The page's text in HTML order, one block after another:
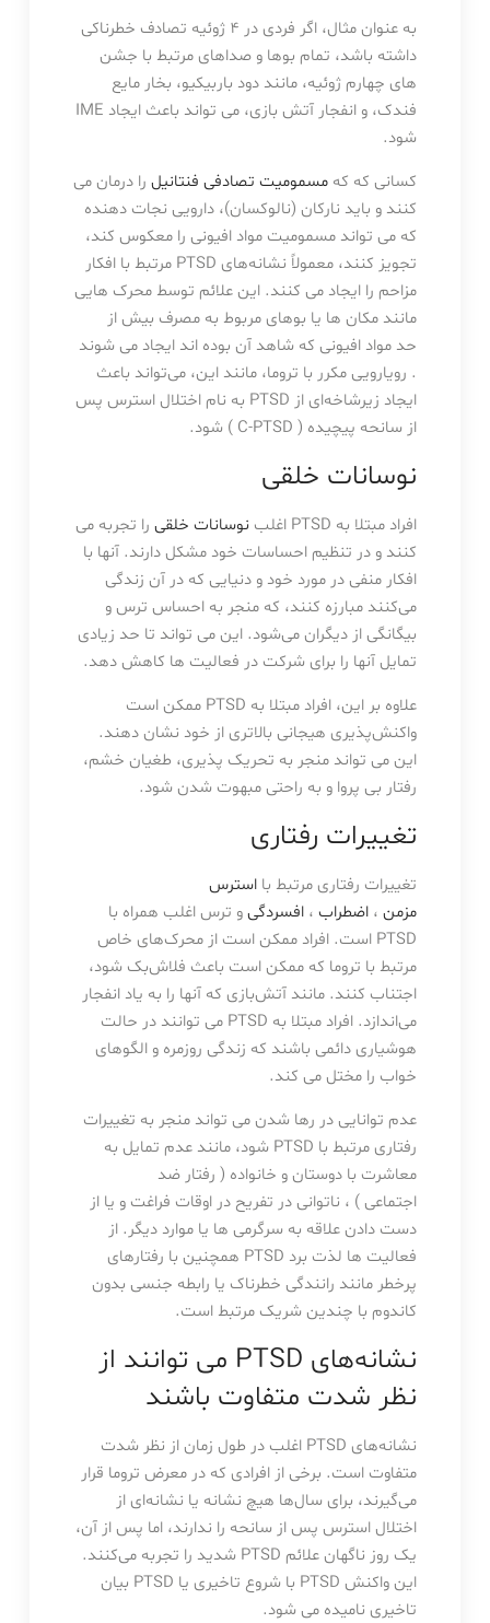
به عنوان مثال، اگر فردی در 4 ژوئیه تصادف خطرناکی
داشته باشد، تمام بوها و صداهای مرتبط با جشن
های چهارم ژوئیه، مانند دود باربیکیو، بخار مایع
فندک، و انفجار آتش بازی، می تواند باعث ایجاد IME
شود.
کسانی که که مسمومیت تصادفی فنتانیلرا درمان می
کنند و باید نارکان (نالوکسان)، دارویی نجات دهنده
که می تواند مسمومیت مواد افیونی را معکوس کند،
تجویز کنند، معمولاً نشانه‌های PTSD مرتبط با افکار
مزاحم را ایجاد می کنند. این علائم توسط محرک هایی
مانند مکان ها یا بوهای مربوط به مصرف بیش از
حد مواد افیونی که شاهد آن بوده اند ایجاد می شوند
. رویارویی مکرر با تروما، مانند این، می‌تواند باعث
ایجاد زیرشاخه‌ای از PTSD به نام اختلال استرس پس
از سانحه پیچیده ( C-PTSD ) شود.
نوسانات خلقی
افراد مبتلا به PTSD اغلب نوسانات خلقیرا تجربه می
کنند و در تنظیم احساسات خود مشکل دارند. آنها با
افکار منفی در مورد خود و دنیایی که در آن زندگی
می‌کنند مبارزه کنند، که منجر به احساس ترس و
بیگانگی از دیگران می‌شود. این می تواند تا حد زیادی
تمایل آنها را برای شرکت در فعالیت ها کاهش دهد.
علاوه بر این، افراد مبتلا به PTSD ممکن است
واکنش‌پذیری هیجانی بالاتری از خود نشان دهند.
این می تواند منجر به تحریک پذیری، طغیان خشم،
رفتار بی پروا و به راحتی مبهوت شدن شود.
تغییرات رفتاری
تغییرات رفتاری مرتبط با استرس
مزمن، اضطراب ، افسردگیو ترس اغلب همراه با
PTSD است. افراد ممکن است از محرک‌های خاص
مرتبط با تروما که ممکن است باعث فلاش‌بک شود،
اجتناب کنند. مانند آتش‌بازی که آنها را به یاد انفجار
می‌اندازد. افراد مبتلا به PTSD می توانند در حالت
هوشیاری دائمی باشند که زندگی روزمره و الگوهای
خواب را مختل می کند.
عدم توانایی در رها شدن می تواند منجر به تغییرات
رفتاری مرتبط با PTSD شود، مانند عدم تمایل به
معاشرت با دوستان و خانواده ( رفتار ضد
اجتماعی ) ، ناتوانی در تفریح ​​در اوقات فراغت و یا از
دست دادن علاقه به سرگرمی ها یا موارد دیگر. از
فعالیت ها لذت برد PTSD همچنین با رفتارهای
پرخطر مانند رانندگی خطرناک یا رابطه جنسی بدون
کاندوم با چندین شریک مرتبط است.
نشانه‌های PTSD می توانند از
نظر شدت متفاوت باشند
نشانه‌های PTSD اغلب در طول زمان از نظر شدت
متفاوت است. برخی از افرادی که در معرض تروما قرار
می‌گیرند، برای سال‌ها هیچ نشانه یا نشانه‌ای از
اختلال استرس پس از سانحه را ندارند، اما پس از آن،
یک روز ناگهان علائم PTSD شدید را تجربه می‌کنند.
این واکنش PTSD با شروع تاخیری یا PTSD بیان
تاخیری نامیده می شود.